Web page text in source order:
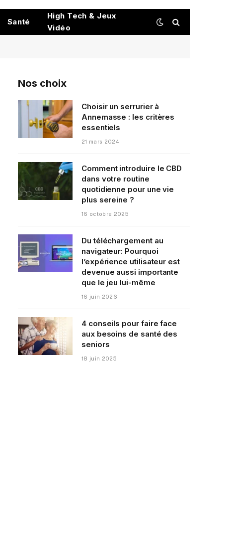
Santé
High Tech & Jeux
Vidéo
Nos choix
Choisir un serrurier à
Annemasse : les critères
essentiels
21 mars 2024
Comment introduire le CBD
dans votre routine
quotidienne pour une vie
plus sereine ?
16 octobre 2025
Du téléchargement au
navigateur: Pourquoi
l’expérience utilisateur est
devenue aussi importante
que le jeu lui-même
16 juin 2026
4 conseils pour faire face
aux besoins de santé des
seniors
18 juin 2025